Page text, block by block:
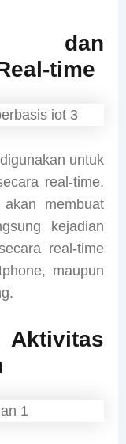
dan
time
untuk
real-time.
membuat
kejadian
real-time
maupun